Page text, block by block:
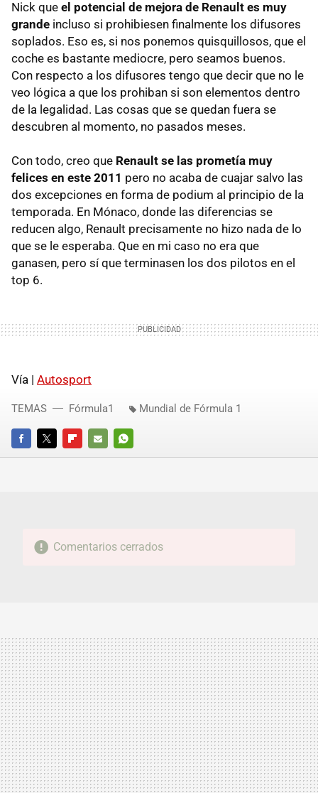
Nick que el potencial de mejora de Renault es muy
grande incluso si prohibiesen finalmente los difusores
soplados. Eso es, si nos ponemos quisquillosos, que el
coche es bastante mediocre, pero seamos buenos.
Con respecto a los difusores tengo que decir que no le
veo lógica a que los prohiban si son elementos dentro
de la legalidad. Las cosas que se quedan fuera se
descubren al momento, no pasados meses.
Con todo, creo que Renault se las prometía muy
felices en este 2011 pero no acaba de cuajar salvo las
dos excepciones en forma de podium al principio de la
temporada. En Mónaco, donde las diferencias se
reducen algo, Renault precisamente no hizo nada de lo
que se le esperaba. Que en mi caso no era que
ganasen, pero sí que terminasen los dos pilotos en el
top 6.
Vía | Autosport
FACEBOOKTWITTERFLIPBOARD
E-
WHATSAPP
TEMAS Fórmula1 Mundial de Fórmula 1
Comentarios cerrados